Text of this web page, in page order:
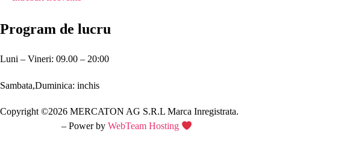
Program de lucru
Luni – Vineri: 09.00 – 20:00
Sambata,Duminica: inchis
Copyright ©2026 MERCATON AG S.R.L Marca Inregistrata.
– Power by WebTeam Hosting